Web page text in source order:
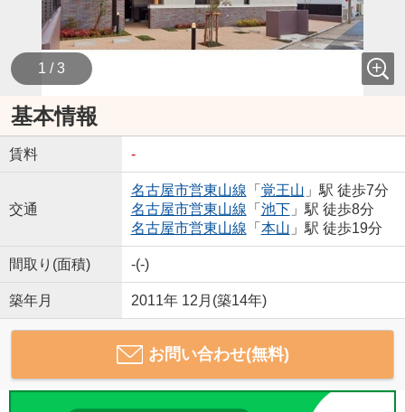
1 / 3
基本情報
賃料 -
交通
名古屋市営東山線 「 覚王山 」駅 徒歩7分
名古屋市営東山線 「 池下」駅 徒歩8分
名古屋市営東山線 「 本山 」駅 徒歩19分
間取り(面積) -(-)
築年月 2011年 12月(築14年)
お問い合わせ(無料)